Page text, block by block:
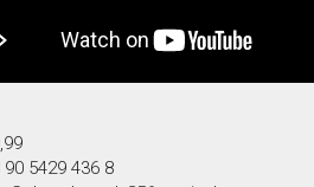
90 5429 436 8